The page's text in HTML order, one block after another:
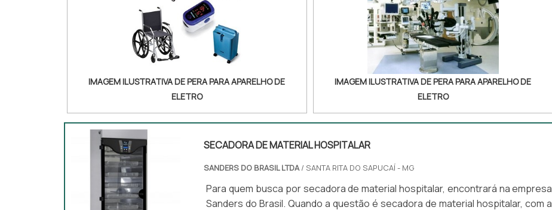
IMAGEM ILUSTRATIVA DE PERA PARA APARELHO DE
ELETRO
IMAGEM ILUSTRATIVA DE PERA PARA APARELHO DE
ELETRO
SECADORA DE MATERIAL HOSPITALAR
SANDERS DO BRASIL LTDA/ SANTA RITA DO SAPUCAÍ - MG
Para quem busca por secadora de material hospitalar, encontrará na empresa
Sanders do Brasil. Quando a questão é secadora de material hospitalar, com a